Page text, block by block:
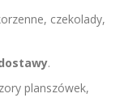
czekolady,
.
planszówek,